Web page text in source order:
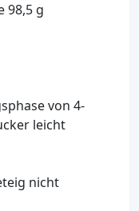
98,5 g
von 4-
leicht
nicht